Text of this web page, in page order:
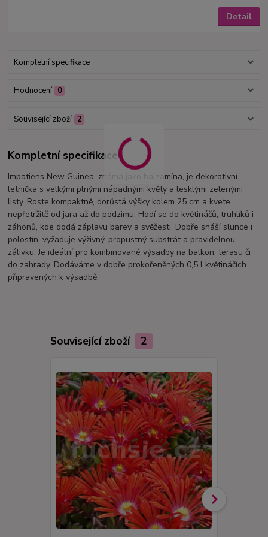
Detail
Kompletní specifikace
Hodnocení 0
Související zboží 2
Kompletní specifikace
Impatiens New Guinea, známá jako balzamína, je dekorativní
letnička s velkými plnými nápadnými květy a lesklými zelenými
listy. Roste kompaktně, dorůstá výšky kolem 25 cm a kvete
nepřetržitě od jara až do podzimu. Hodí se do květináčů, truhlíků i
záhonů, kde dodá záplavu barev a svěžesti. Dobře snáší slunce i
polostín, vyžaduje výživný, propustný substrát a pravidelnou
zálivku. Je ideální pro kombinované výsadby na balkon, terasu či
do zahrady. Dodáváme v dobře prokořeněných 0,5 l květináčích
připravených k výsadbě.
Související zboží 2